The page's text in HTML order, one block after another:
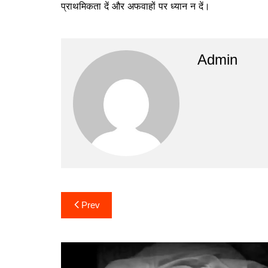
प्राथमिकता दें और अफवाहों पर ध्यान न दें।
Admin
Post
navigation
Prev